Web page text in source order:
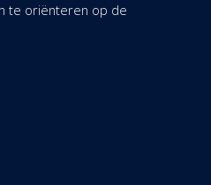
te oriënteren op de